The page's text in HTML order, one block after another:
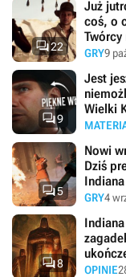
22
Już
coś, o
Twórcy
GRY9
9
Jest
Wielki
5
Nowi
Dziś
GRY4
8 OPINIE